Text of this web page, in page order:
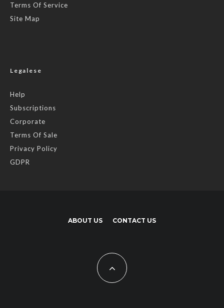
Terms Of Service
Site Map
Legalese
Help
Subscriptions
Corporate
Terms Of Sale
Privacy Policy
GDPR
ABOUT US CONTACT US